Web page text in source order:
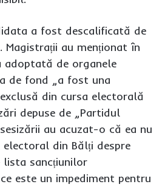
a fost descalificată de
Magistrații au menționat în
adoptată de organele
de fond „a fost una
din cursa electorală
depuse de „Partidul
au acuzat-o că ea nu
din Bălți despre
sancțiunilor
este un impediment pentru